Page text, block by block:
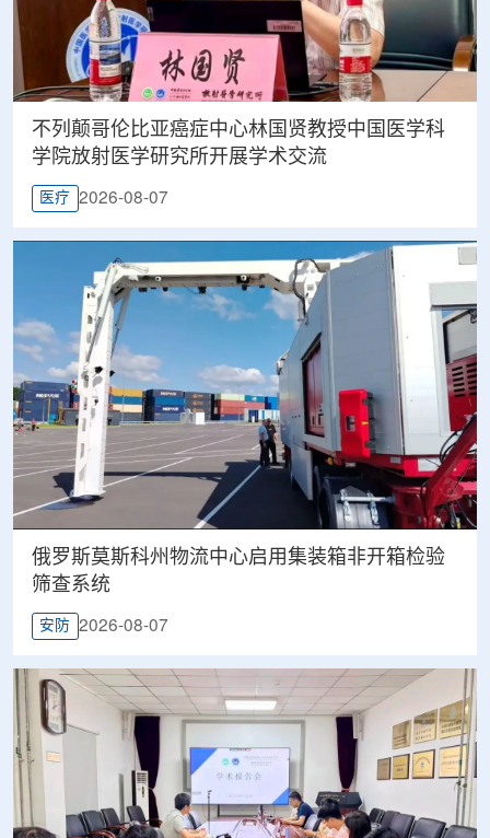
不列颠哥伦比亚癌症中心林国贤教授中国医学科
学院放射医学研究所开展学术交流
医疗 2026-08-07
俄罗斯莫斯科州物流中心启用集装箱非开箱检验
筛查系统
安防 2026-08-07